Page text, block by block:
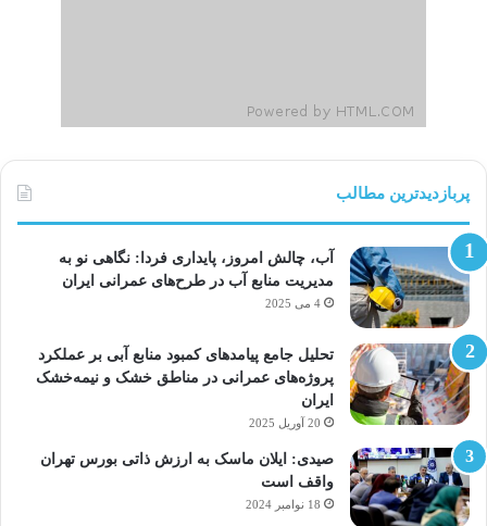
پربازدیدترین مطالب
آب، چالش امروز، پایداری فردا: نگاهی نو به
مدیریت منابع آب در طرح‌های عمرانی ایران
4 می 2025
تحلیل جامع پیامدهای کمبود منابع آبی بر عملکرد
پروژه‌های عمرانی در مناطق خشک و نیمه‌خشک
ایران
20 آوریل 2025
صیدی: ایلان ماسک به ارزش ذاتی بورس تهران
واقف است
18 نوامبر 2024